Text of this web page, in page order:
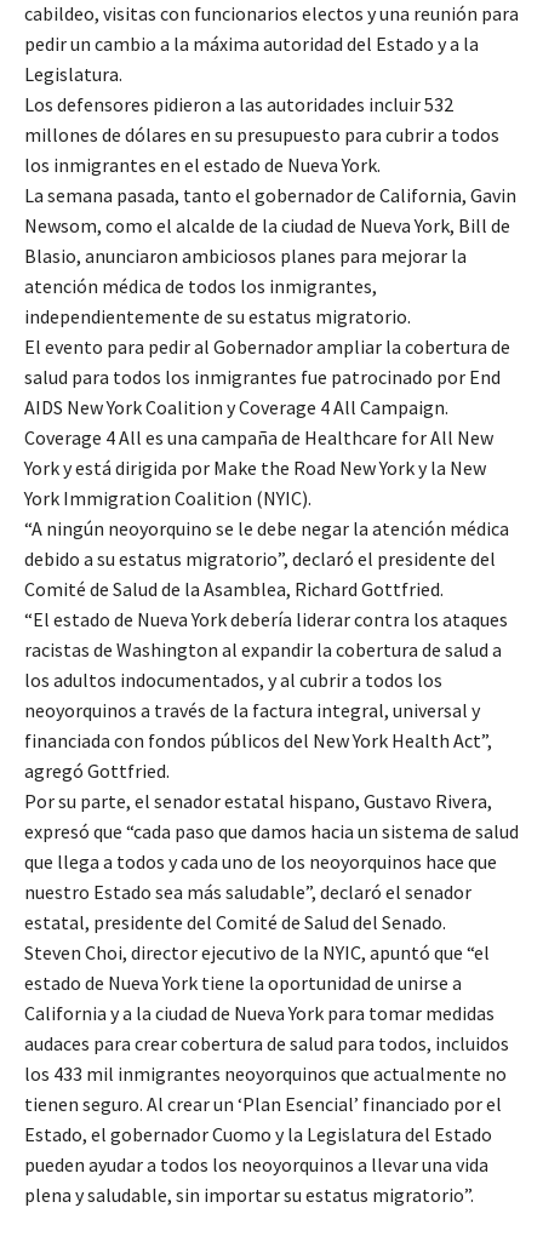
cabildeo, visitas con funcionarios electos y una reunión para
pedir un cambio a la máxima autoridad del Estado y a la
Legislatura.
Los defensores pidieron a las autoridades incluir 532
millones de dólares en su presupuesto para cubrir a todos
los inmigrantes en el estado de Nueva York.
La semana pasada, tanto el gobernador de California, Gavin
Newsom, como el alcalde de la ciudad de Nueva York, Bill de
Blasio, anunciaron ambiciosos planes para mejorar la
atención médica de todos los inmigrantes,
independientemente de su estatus migratorio.
El evento para pedir al Gobernador ampliar la cobertura de
salud para todos los inmigrantes fue patrocinado por End
AIDS New York Coalition y Coverage 4 All Campaign.
Coverage 4 All es una campaña de Healthcare for All New
York y está dirigida por Make the Road New York y la New
York Immigration Coalition (NYIC).
“A ningún neoyorquino se le debe negar la atención médica
debido a su estatus migratorio”, declaró el presidente del
Comité de Salud de la Asamblea, Richard Gottfried.
“El estado de Nueva York debería liderar contra los ataques
racistas de Washington al expandir la cobertura de salud a
los adultos indocumentados, y al cubrir a todos los
neoyorquinos a través de la factura integral, universal y
financiada con fondos públicos del New York Health Act”,
agregó Gottfried.
Por su parte, el senador estatal hispano, Gustavo Rivera,
expresó que “cada paso que damos hacia un sistema de salud
que llega a todos y cada uno de los neoyorquinos hace que
nuestro Estado sea más saludable”, declaró el senador
estatal, presidente del Comité de Salud del Senado.
Steven Choi, director ejecutivo de la NYIC, apuntó que “el
estado de Nueva York tiene la oportunidad de unirse a
California y a la ciudad de Nueva York para tomar medidas
audaces para crear cobertura de salud para todos, incluidos
los 433 mil inmigrantes neoyorquinos que actualmente no
tienen seguro. Al crear un ‘Plan Esencial’ financiado por el
Estado, el gobernador Cuomo y la Legislatura del Estado
pueden ayudar a todos los neoyorquinos a llevar una vida
plena y saludable, sin importar su estatus migratorio”.